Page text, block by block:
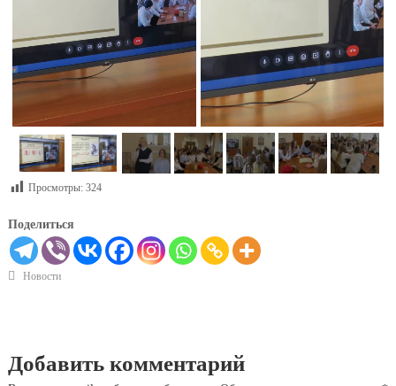
Просмотры: 324
Поделиться
Новости
Добавить комментарий